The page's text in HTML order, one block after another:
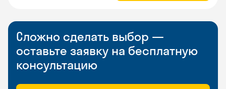
Сложно сделать выбор —
оставьте заявку на бесплатную
консультацию